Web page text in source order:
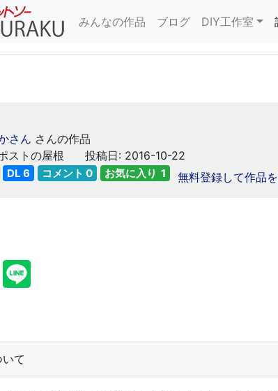
みんなの作品 ブログ DIY工作室
さん さんの作品
ストの屋根 投稿日: 2016-10-22
DL 6 コメント 0 お気に入り 1 無料登録して作品
て